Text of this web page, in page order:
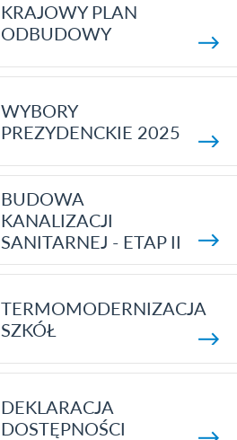
KRAJOWY PLAN
ODBUDOWY
WYBORY
PREZYDENCKIE 2025
BUDOWA
KANALIZACJI
SANITARNEJ - ETAP II
TERMOMODERNIZACJA
SZKÓŁ
DEKLARACJA
DOSTĘPNOŚCI